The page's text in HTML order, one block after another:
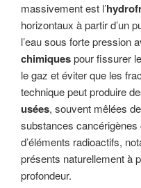
massivement est l’
horizontaux à partir d’un
l’eau sous forte pression
chimiquespour fissurer
le gaz et éviter que les
technique peut produire
usées, souvent mêlées de
substances
d’éléments radioactifs,
présents naturellement à
profondeur.